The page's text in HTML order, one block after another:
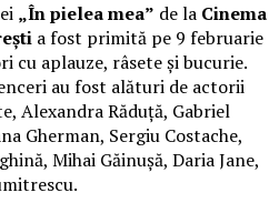
„În pielea mea” de la Cinema
a fost primită pe 9 februarie
cu aplauze, râsete și bucurie.
au fost alături de actorii
Alexandra Răduță, Gabriel
Gherman, Sergiu Costache,
Mihai Găinușă, Daria Jane,